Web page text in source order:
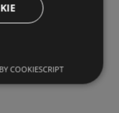
COOKIESCRIPT